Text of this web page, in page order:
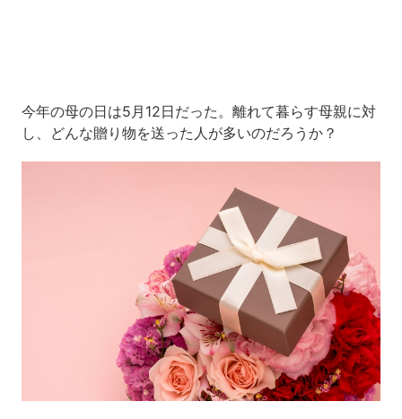
今年の母の日は5月12日だった。離れて暮らす母親に対
し、どんな贈り物を送った人が多いのだろうか？